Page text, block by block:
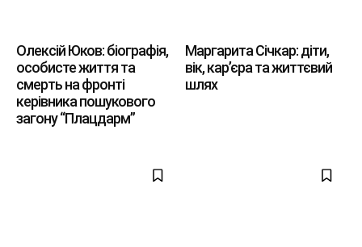
Олексій Юков: біографія,
особисте життя та
смерть на фронті
керівника пошукового
загону “Плацдарм”
Маргарита Січкар: діти,
вік, кар’єра та життєвий
шлях